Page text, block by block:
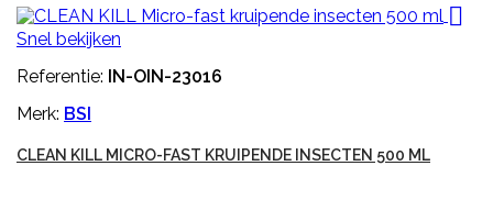

Snel bekijken
Referentie: IN-OIN-23016
Merk: BSI
CLEAN KILL MICRO-FAST KRUIPENDE INSECTEN 500 ML